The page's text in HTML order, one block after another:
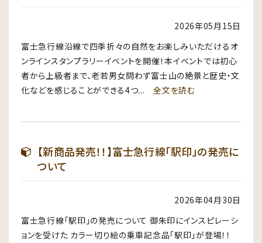
2026年05月15日
富士急行線沿線で四季折々の自然をお楽しみいただけるオ
ンラインスタンプラリーイベントを開催！本イベントでは初心
者から上級者まで、老若男女問わず富士山の絶景と歴史・文
化などを感じることができる4つ...全文を読む
【新商品発売！！】富士急行線「駅印」の発売に
ついて
2026年04月30日
富士急行線「駅印」の発売について 御朱印にインスピレーシ
ョンを受けた カラー切り絵の乗車記念品「駅印」が登場！！